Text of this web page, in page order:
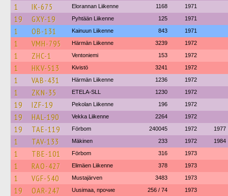
1 IK-675 Elorannan Liikenne 1168 1971
19 GXY-19 Pyhtään Liikenne 125 1971
1 OB-131 Kainuun Liikenne 843 1971
1 VMH-795 Härmän Liikenne 3239 1972
1 ZHC-1 Ventoniemi 153 1972
1 HKV-513 Kivistö 3241 1972
1 VAB-431 Härmän Liikenne 1236 1972
1 ZKN-35 ETELA-SLL 1230 1972
19 IZF-19 Pekolan Liikenne 196 1972
19 HAL-190 Vekka Liikenne 2264 1972
19 TAE-119 Förbom 240045 1972 1977
1 TAV-133 Mäkinen 233 1972 1984
1 TBE-101 Förbom 316 1973
1 RAO-427 Elimäen Liikenne 378 1973
1 VGF-540 Mustajärven 3483 1973
19 OAR-247 Uusimaa, прочие 256 / 74 1973